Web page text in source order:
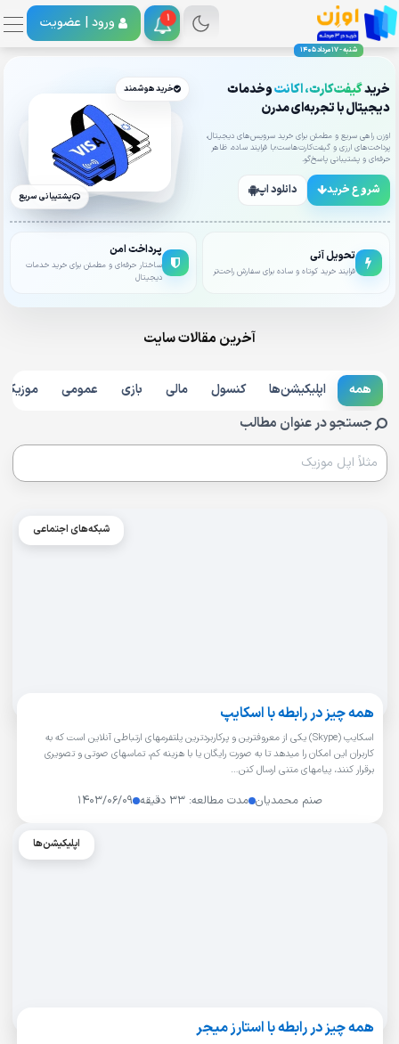
شنبه - 17 مرداد 1405
1 ورود | عضویت
خریدگیفت‌کارت، اکانتوخدمات
دیجیتال با تجربه‌ای مدرن
اوزن راهی سریع و مطمئن برای خرید سرویس‌های دیجیتال،
پرداخت‌های ارزی و گیفت‌کارت‌هاست؛با فرایند ساده، ظاهر
حرفه‌ای و پشتیبانی پاسخ‌گو.
شروع خرید دانلود اپ
خرید هوشمند
پشتیبانی سریع
تحویل آنی
فرایند خرید کوتاه و ساده برای سفارش راحت‌تر
پرداخت امن
ساختار حرفه‌ای و مطمئن برای خرید خدمات
دیجیتال
آخرین مقالات سایت
همه اپلیکیشن‌ها کنسول مالی بازی عمومی موزیک
جستجو در عنوان مطالب
شبکه‌های اجتماعی
همه چیز در رابطه با اسکایپ
اسکایپ (Skype) یکی از معروفترین و پرکاربردترین پلتفرمهای ارتباطی آنلاین است که به
کاربران این امکان را میدهد تا به صورت رایگان یا با هزینه کم، تماسهای صوتی و تصویری
برقرار کنند، پیامهای متنی ارسال کنن…
صنم محمدیان مدت مطالعه: ۳۳ دقیقه ۱۴۰۳/۰۶/۰۹
اپلیکیشن‌ها
همه چیز در رابطه با استارز میجر